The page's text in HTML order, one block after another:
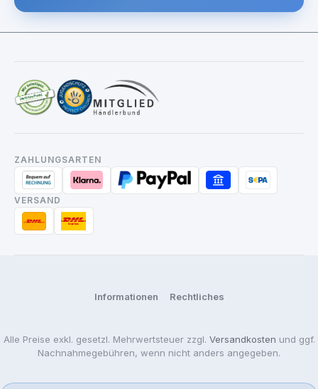
ZAHLUNGSARTEN
VERSAND
Informationen Rechtliches
Alle Preise exkl. gesetzl. Mehrwertsteuer zzgl. Versandkosten und ggf.
Nachnahmegebühren, wenn nicht anders angegeben.